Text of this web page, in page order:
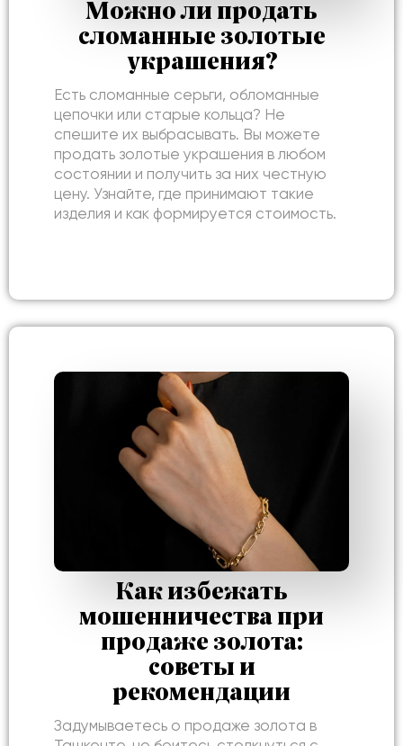
Можно ли продать
сломанные золотые
украшения?
Есть сломанные серьги, обломанные
цепочки или старые кольца? Не
спешите их выбрасывать. Вы можете
продать золотые украшения в любом
состоянии и получить за них честную
цену. Узнайте, где принимают такие
изделия и как формируется стоимость.
Как избежать
мошенничества при
продаже золота:
советы и
рекомендации
Задумываетесь о продаже золота в